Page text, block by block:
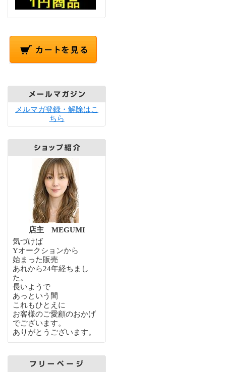
メルマガ登録・解除はこ
ちら
店主 MEGUMI
気づけば
Yオークションから
始まった販売
あれから24年経ちまし
た。
長いようで
あっという間
これもひとえに
お客様のご愛顧のおかげ
でございます。
ありがとうございます。